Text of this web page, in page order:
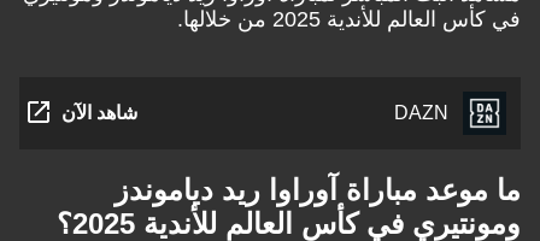
في كأس العالم للأندية 2025 من خلالها.
DAZN شاهد الآن
ما موعد مباراة آوراوا ريد دياموندز
ومونتيري في كأس العالم للأندية 2025؟